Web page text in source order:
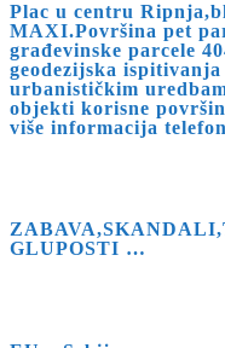
Plac u centru
MAXI.Površina pet
građevinske parcele
geodezijska
urbanističkim
objekti korisne
više informacija
GLUPOSTI …